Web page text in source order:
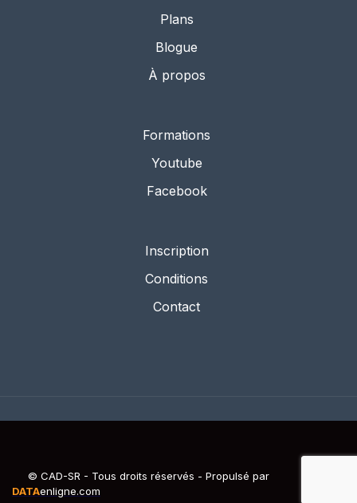
Plans
Blogue
À propos
Formations
Youtube
Facebook
Inscription
Conditions
Contact
© CAD-SR - Tous droits réservés - Propulsé par
DATAenligne.com